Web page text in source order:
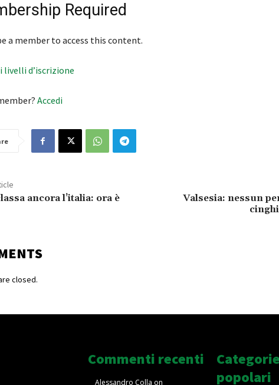
Required
a member to access this content.
livelli d’iscrizione
Accedi
ancora l’italia: ora è
Valsesia: nessun
closed.
Commenti recenti
Alessandro Colla on
Categorie
popolari